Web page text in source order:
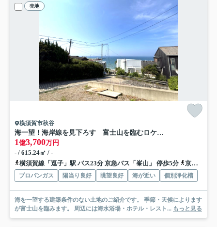
売地
横須賀市秋谷
海一望！海岸線を見下ろす 富士山を臨むロケーション
1 億3,700万円
- / 615.24㎡ / -
横須賀線「逗子」駅 バス23分 京急バス「峯山」 停歩5分
京急逗子線「逗子・葉山」駅 バス12分 京急バス「峯山」 停歩5分
プロパンガス 陽当り良好 眺望良好 海が近い 個別浄化槽
海を一望する建築条件のない土地のご紹介です。 季節・天候によります
が富士山を臨みます。 周辺には海水浴場・ホテル・レスト... もっと見る